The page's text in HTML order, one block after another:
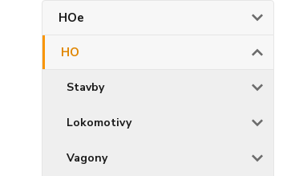
HOe
HO
Stavby
Lokomotivy
Vagony